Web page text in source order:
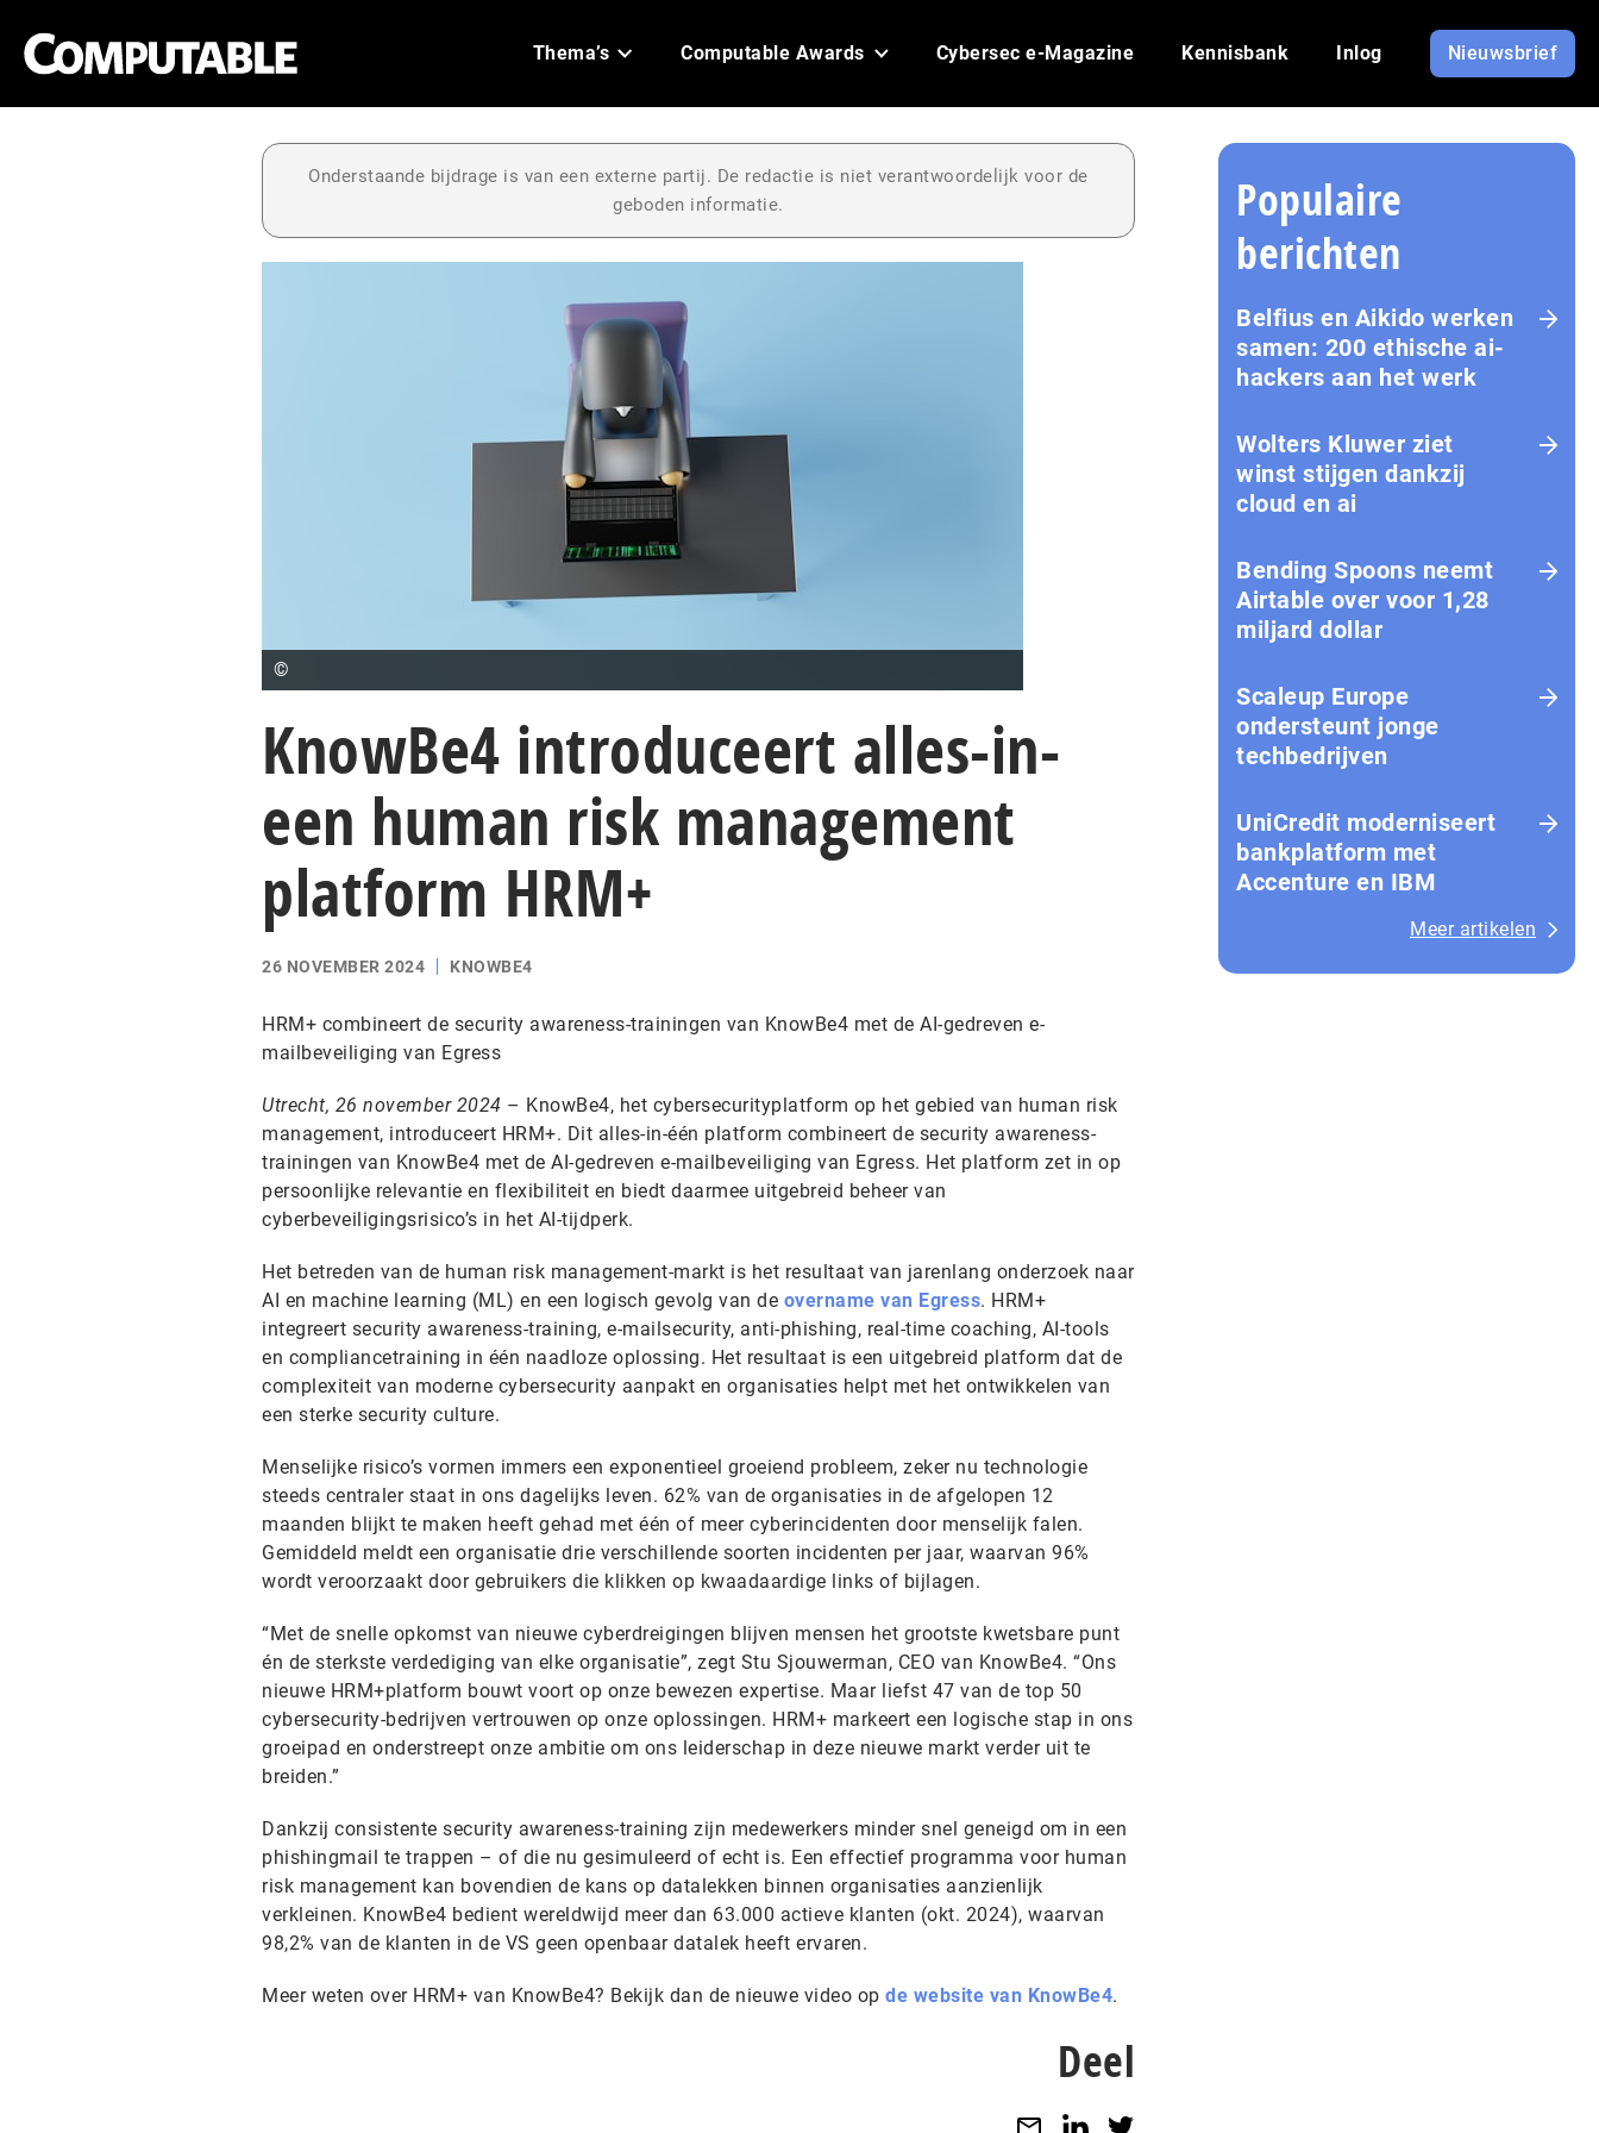
Thema’s Computable Awards Cybersec e-Magazine Kennisbank Inlog Nieuwsbrief
Onderstaande bijdrage is van een externe partij. De redactie is niet verantwoordelijk voor de
geboden informatie.
©
KnowBe4 introduceert alles-in-
een human risk management
platform HRM+
26 NOVEMBER 2024 KNOWBE4
HRM+ combineert de security awareness-trainingen van KnowBe4 met de AI-gedreven e-
mailbeveiliging van Egress
Utrecht, 26 november 2024 – KnowBe4, het cybersecurityplatform op het gebied van human risk
management, introduceert HRM+. Dit alles-in-één platform combineert de security awareness-
trainingen van KnowBe4 met de AI-gedreven e-mailbeveiliging van Egress. Het platform zet in op
persoonlijke relevantie en flexibiliteit en biedt daarmee uitgebreid beheer van
cyberbeveiligingsrisico’s in het AI-tijdperk.
Het betreden van de human risk management-markt is het resultaat van jarenlang onderzoek naar
AI en machine learning (ML) en een logisch gevolg van de overname van Egress. HRM+
integreert security awareness-training, e-mailsecurity, anti-phishing, real-time coaching, AI-tools
en compliancetraining in één naadloze oplossing. Het resultaat is een uitgebreid platform dat de
complexiteit van moderne cybersecurity aanpakt en organisaties helpt met het ontwikkelen van
een sterke security culture.
Menselijke risico’s vormen immers een exponentieel groeiend probleem, zeker nu technologie
steeds centraler staat in ons dagelijks leven. 62% van de organisaties in de afgelopen 12
maanden blijkt te maken heeft gehad met één of meer cyberincidenten door menselijk falen.
Gemiddeld meldt een organisatie drie verschillende soorten incidenten per jaar, waarvan 96%
wordt veroorzaakt door gebruikers die klikken op kwaadaardige links of bijlagen.
“Met de snelle opkomst van nieuwe cyberdreigingen blijven mensen het grootste kwetsbare punt
én de sterkste verdediging van elke organisatie”, zegt Stu Sjouwerman, CEO van KnowBe4. “Ons
nieuwe HRM+platform bouwt voort op onze bewezen expertise. Maar liefst 47 van de top 50
cybersecurity-bedrijven vertrouwen op onze oplossingen. HRM+ markeert een logische stap in ons
groeipad en onderstreept onze ambitie om ons leiderschap in deze nieuwe markt verder uit te
breiden.”
Dankzij consistente security awareness-training zijn medewerkers minder snel geneigd om in een
phishingmail te trappen – of die nu gesimuleerd of echt is. Een effectief programma voor human
risk management kan bovendien de kans op datalekken binnen organisaties aanzienlijk
verkleinen. KnowBe4 bedient wereldwijd meer dan 63.000 actieve klanten (okt. 2024), waarvan
98,2% van de klanten in de VS geen openbaar datalek heeft ervaren.
Meer weten over HRM+ van KnowBe4? Bekijk dan de nieuwe video op de website van KnowBe4.
Deel
Populaire
berichten
Belfius en Aikido werken
samen: 200 ethische ai-
hackers aan het werk
Wolters Kluwer ziet
winst stijgen dankzij
cloud en ai
Bending Spoons neemt
Airtable over voor 1,28
miljard dollar
Scaleup Europe
ondersteunt jonge
techbedrijven
UniCredit moderniseert
bankplatform met
Accenture en IBM
Meer artikelen